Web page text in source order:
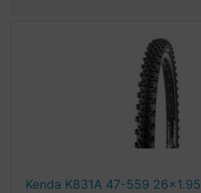
Kenda K831A 47-559 26x1.95